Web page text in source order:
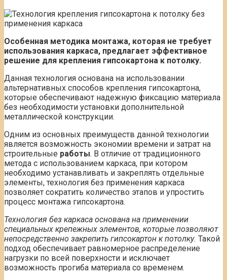
Особенная методика монтажа, которая не требует
использования каркаса, предлагает эффективное
решение для крепления гипсокартона к потолку.
Данная технология основана на использовании
альтернативных способов крепления гипсокартона,
которые обеспечивают надежную фиксацию материала
без необходимости установки дополнительной
металлической конструкции.
Одним из основных преимуществ данной технологии
является возможность экономии времени и затрат на
строительные работы. В отличие от традиционного
метода с использованием каркаса, при котором
необходимо устанавливать и закреплять отдельные
элементы, технология без применения каркаса
позволяет сократить количество этапов и упростить
процесс монтажа гипсокартона.
Технология без каркаса основана на применении
специальных крепежных элементов, которые позволяют
непосредственно закрепить гипсокартон к потолку. Такой
подход обеспечивает равномерное распределение
нагрузки по всей поверхности и исключает
возможность прогиба материала со временем.